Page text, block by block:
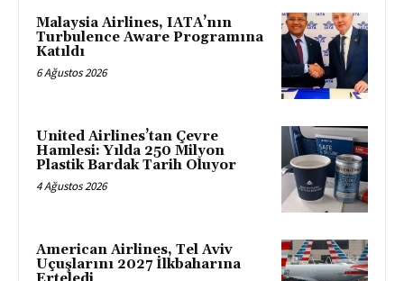
Malaysia Airlines, IATA’nın
Turbulence Aware Programına
Katıldı
6 Ağustos 2026
United Airlines’tan Çevre
Hamlesi: Yılda 250 Milyon
Plastik Bardak Tarih Oluyor
4 Ağustos 2026
American Airlines, Tel Aviv
Uçuşlarını 2027 İlkbaharına